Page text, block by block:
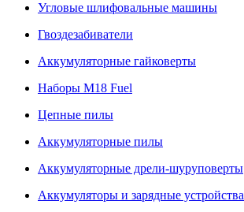
Угловые шлифовальные машины
Гвоздезабиватели
Аккумуляторные гайковерты
Наборы M18 Fuel
Цепные пилы
Аккумуляторные пилы
Аккумуляторные дрели-шуруповерты
Аккумуляторы и зарядные устройства